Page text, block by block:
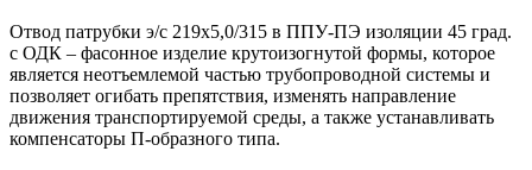
Отвод патрубки э/с 219х5,0/315 в ППУ-ПЭ изоляции 45 град.
с ОДК – фасонное изделие крутоизогнутой формы, которое
является неотъемлемой частью трубопроводной системы и
позволяет огибать препятствия, изменять направление
движения транспортируемой среды, а также устанавливать
компенсаторы П-образного типа.